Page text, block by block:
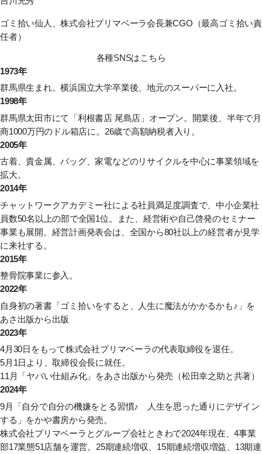
ゴミ拾い仙人、株式会社プリマベーラ会長兼CGO（最高ゴミ拾い責
任者）
各種SNSはこちら
1973年
群馬県生まれ。横浜国立大学卒業後、地元のスーパーに入社。
1998年
群馬県太田市にて「利根書店 尾島店」オープン。開業後、半年で月
商1000万円のドル箱店に。26歳で高額納税者入り。
2005年
古着、貴金属、バッグ、家電などのリサイクルを中心に事業領域を
拡大。
2014年
チャットワークアカデミー社による社員満足度調査で、中小企業社
員数50名以上の部で全国1位。また、経営術や自己啓発のセミナー
事業も展開。経営計画発表会は、全国から80社以上の経営者が見学
に来社する。
2015年
整骨院事業に参入。
2022年
自身初の著書「ゴミ拾いをすると、人生に魔法がかかるかも♪」 を
あさ出版から出版
2023年
4月30日をもって株式会社プリマベーラの代表取締役を退任。
5月1日より、取締役会長に就任。
11月
「ヤバい仕組み化」
をあさ出版から発売（松田幸之助と共著）
2024年
9月
「自分で自分の機嫌をとる習慣♪ 人生を思った通りにデザイン
する」 をかや書房から発売。
株式会社プリマベーラとグループ会社ときわで2024年現在、4事業
部17業態51店舗を運営。25期連続増収、15期連続増収増益、13期連